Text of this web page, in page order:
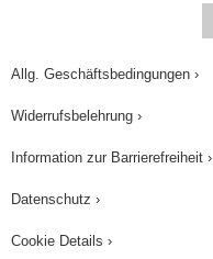
Allg. Geschäftsbedingungen ›
Widerrufsbelehrung ›
Information zur Barrierefreiheit ›
Datenschutz ›
Cookie Details ›